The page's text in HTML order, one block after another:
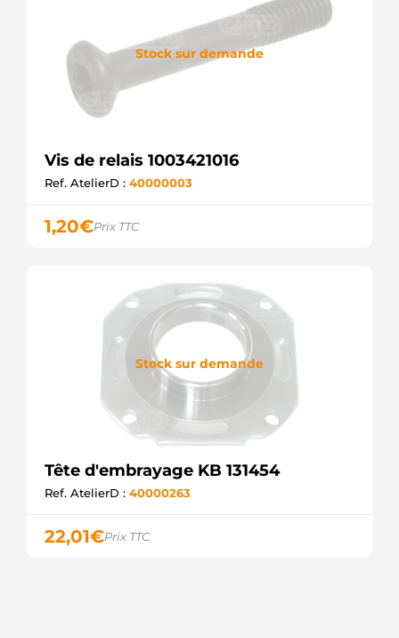
Stock sur demande
Vis de relais 1003421016
Ref. AtelierD : 40000003
1,20€Prix TTC
Stock sur demande
Tête d'embrayage KB 131454
Ref. AtelierD : 40000263
22,01€Prix TTC